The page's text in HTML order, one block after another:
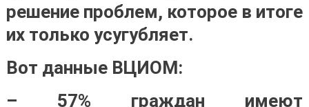
решение проблем, которое в итоге
их только усугубляет.
Вот данные ВЦИОМ:
– 57% граждан имеют